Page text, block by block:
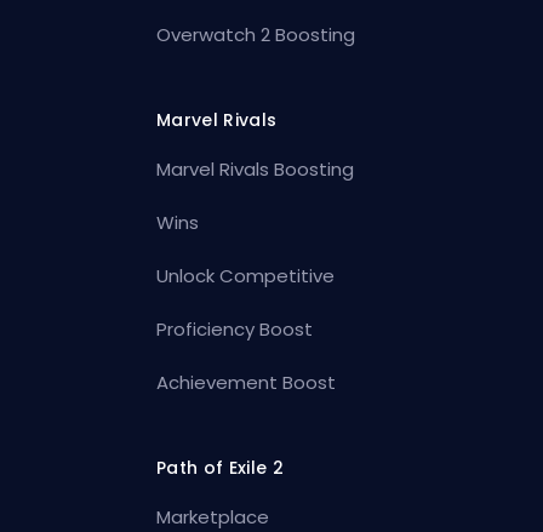
Overwatch 2 Boosting
Marvel Rivals
Marvel Rivals Boosting
Wins
Unlock Competitive
Proficiency Boost
Achievement Boost
Path of Exile 2
Marketplace